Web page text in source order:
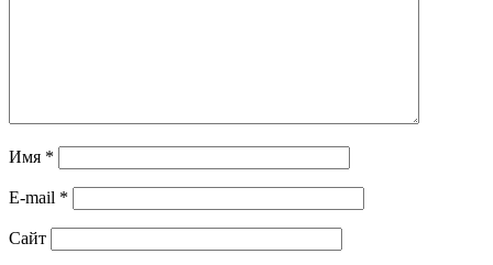
Имя *
E-mail *
Сайт